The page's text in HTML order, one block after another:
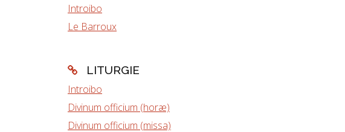
Introibo
Le Barroux
LITURGIE
Introibo
Divinum officium (horæ)
Divinum officium (missa)